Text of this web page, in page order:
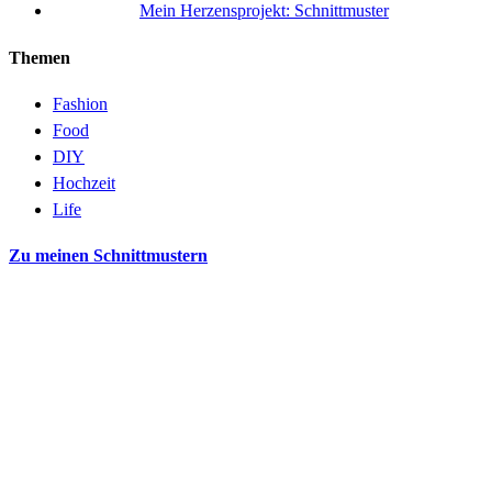
Mein Herzensprojekt: Schnittmuster
Themen
Fashion
Food
DIY
Hochzeit
Life
Zu meinen Schnittmustern